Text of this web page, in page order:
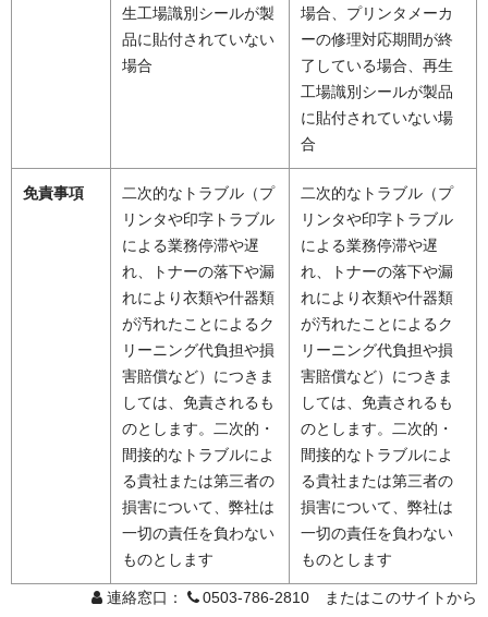
生工場識別シールが製
品に貼付されていない
場合
場合、プリンタメーカ
ーの修理対応期間が終
了している場合、再生
工場識別シールが製品
に貼付されていない場
合
免責事項
二次的なトラブル（プ
リンタや印字トラブル
による業務停滞や遅
れ、トナーの落下や漏
れにより衣類や什器類
が汚れたことによるク
リーニング代負担や損
害賠償など）につきま
しては、免責されるも
のとします。二次的・
間接的なトラブルによ
る貴社または第三者の
損害について、弊社は
一切の責任を負わない
ものとします
二次的なトラブル（プ
リンタや印字トラブル
による業務停滞や遅
れ、トナーの落下や漏
れにより衣類や什器類
が汚れたことによるク
リーニング代負担や損
害賠償など）につきま
しては、免責されるも
のとします。二次的・
間接的なトラブルによ
る貴社または第三者の
損害について、弊社は
一切の責任を負わない
ものとします
連絡窓口： 0503-786-2810 またはこのサイトから